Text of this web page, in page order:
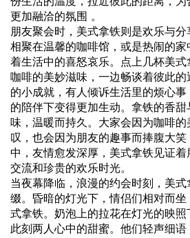
更加融洽的氛围 。
朋友聚会时，美式拿铁则是欢乐与
相聚在温馨的咖啡馆，或是热闹的
着生活中的喜怒哀乐。点上几杯美
咖啡的美妙滋味，一边畅谈着彼此
的小成就，有人倾诉生活里的烦心
的陪伴下变得更加生动。拿铁的香
味，温暖而持久。大家会因为咖啡
叹，也会因为朋友的趣事而捧腹大
中，友情愈发深厚，美式拿铁见证
交流和珍贵的欢乐时光。
当夜幕降临，浪漫的约会时刻，美
缀。昏暗的灯光下，情侣们相对而
式拿铁。奶泡上的拉花在灯光的映
此刻两人心中的甜蜜。他们轻声细